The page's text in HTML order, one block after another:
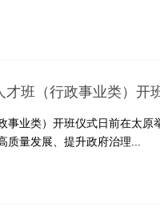
班（行政事业类）开
事业类）开班仪式日前在太原
量发展、提升政府治理...